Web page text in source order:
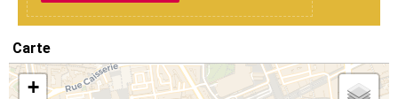
Carte
+